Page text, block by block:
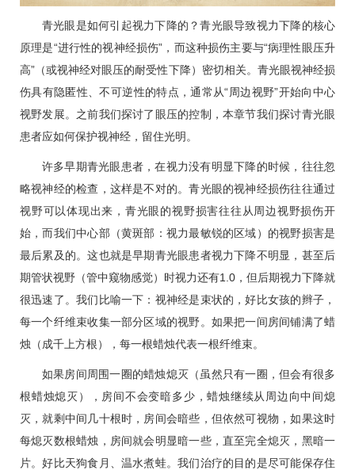
青光眼是如何引起视力下降的？青光眼导致视力下降的核心
原理是“进行性的视神经损伤”，而这种损伤主要与“病理性眼压升
高”（或视神经对眼压的耐受性下降）密切相关。青光眼视神经损
伤具有隐匿性、不可逆性的特点，通常从“周边视野”开始向中心
视野发展。之前我们探讨了眼压的控制，本章节我们探讨青光眼
患者应如何保护视神经，留住光明。
许多早期青光眼患者，在视力没有明显下降的时候，往往忽
略视神经的检查，这样是不对的。青光眼的视神经损伤往往通过
视野可以体现出来，青光眼的视野损害往往从周边视野损伤开
始，而我们中心部（黄斑部：视力最敏锐的区域）的视野损害是
最后累及的。这也就是早期青光眼患者视力下降不明显，甚至后
期管状视野（管中窥物感觉）时视力还有1.0，但后期视力下降就
很迅速了。我们比喻一下：视神经是束状的，好比女孩的辫子，
每一个纤维束收集一部分区域的视野。如果把一间房间铺满了蜡
烛（成千上方根），每一根蜡烛代表一根纤维束。
如果房间周围一圈的蜡烛熄灭（虽然只有一圈，但会有很多
根蜡烛熄灭），房间不会变暗多少，蜡烛继续从周边向中间熄
灭，就剩中间几十根时，房间会暗些，但依然可视物，如果这时
每熄灭数根蜡烛，房间就会明显暗一些，直至完全熄灭，黑暗一
片。好比天狗食月、温水煮蛙。我们治疗的目的是尽可能保存住